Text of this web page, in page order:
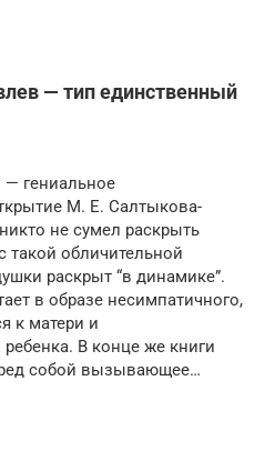
— тип единственный
гениальное
М. Е. Салтыкова-
не сумел раскрыть
такой обличительной
раскрыт “в динамике”.
в образе несимпатичного,
к матери и
В конце же книги
собой вызывающее…